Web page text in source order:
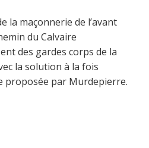
la maçonnerie de l’avant
du Calvaire
des gardes corps de la
la solution à la fois
proposée par Murdepierre.